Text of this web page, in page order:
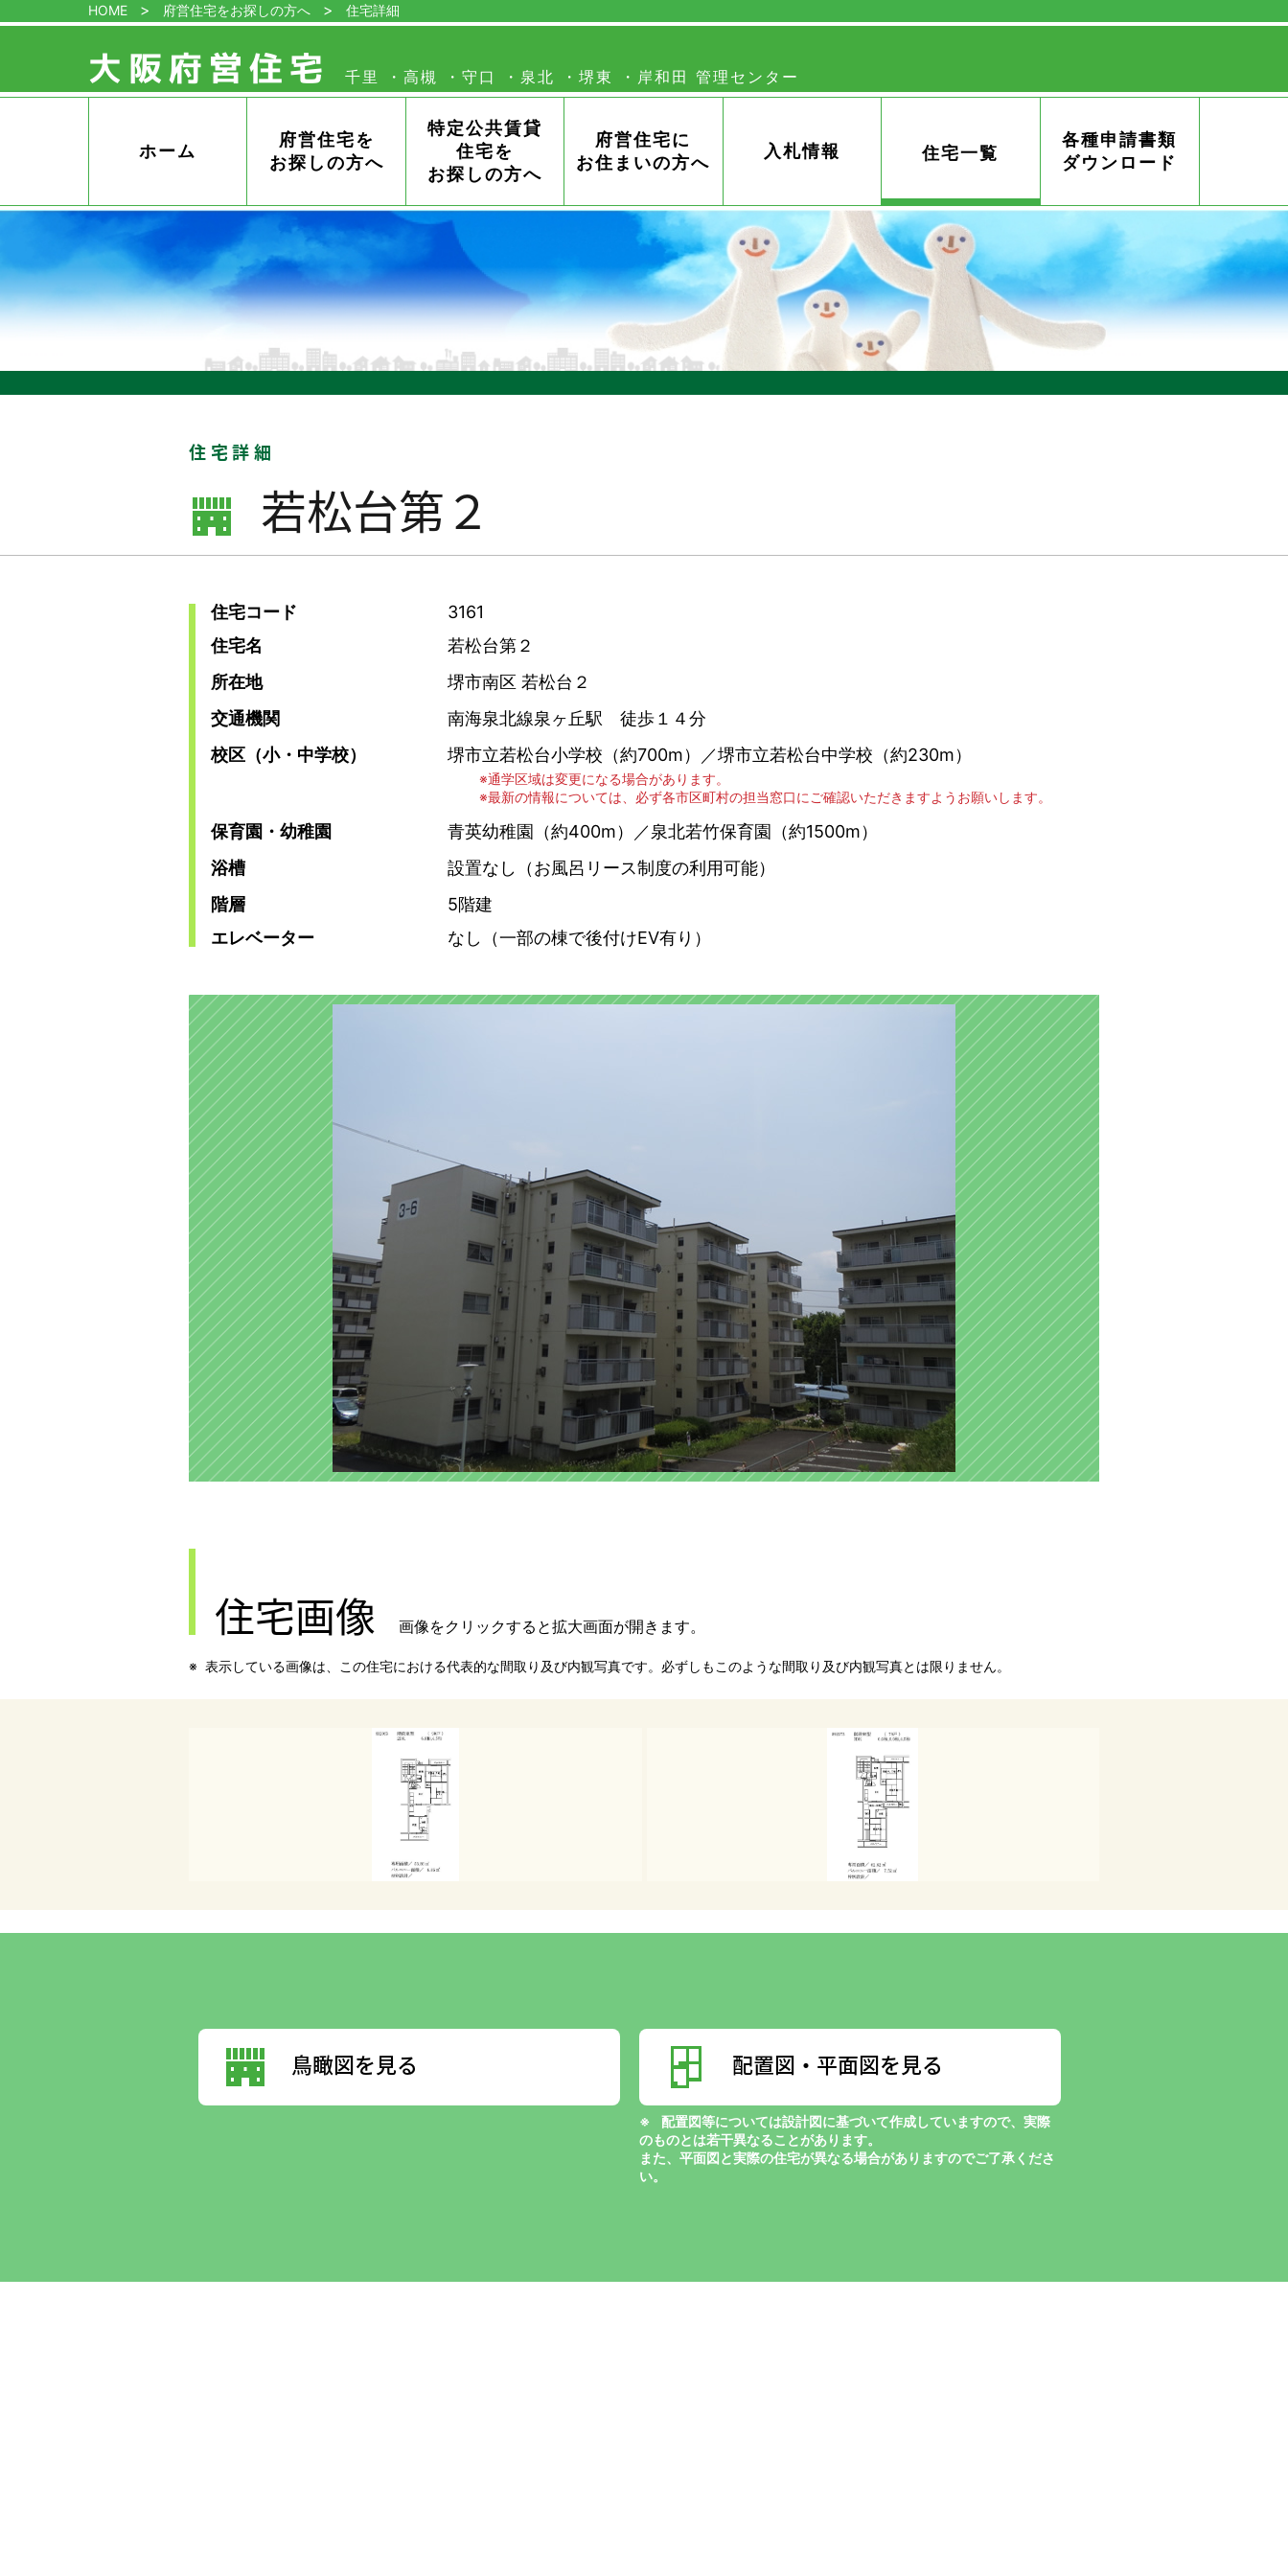
HOME 府営住宅をお探しの方へ 住宅詳細
大阪府営住宅
管
ン
タ
ー
千里 高槻 守口 泉北 堺東 岸和田
ホーム
府営住宅を
お探しの方へ
特定公共賃貸
住宅を
お探しの方へ
府営住宅に
お住まいの方へ
入札情報 住宅一覧
各種申請書類
ダウンロード
住宅詳細
若松台第２
住宅コード
3161
住宅名
若松台第２
所在地
堺市南区 若松台２
交通機関
南海泉北線泉ヶ丘駅 徒歩１４分
校区（小・中学校）
堺市立若松台小学校（約700m）／堺市立若松台中学校（約230m）
通学区域は変更になる場合があります。
最新の情報については、必ず各市区町村の担当窓口にご確認いただきますようお願いします。
保育園・幼稚園
青英幼稚園（約400m）／泉北若竹保育園（約1500m）
浴槽
設置なし（お風呂リース制度の利用可能）
階層
5階建
エレベーター
なし（一部の棟で後付けEV有り）
住宅画像 画像をクリックすると拡大画面が開きます。
表示している画像は、この住宅における代表的な間取り及び内観写真です。必ずしもこのような間取り及び内観写真とは限りません。
鳥瞰図を見る 配置図・平面図を見る
配置図等については設計図に基づいて作成していますので、実際
のものとは若干異なることがあります。
また、平面図と実際の住宅が異なる場合がありますのでご了承くださ
い。